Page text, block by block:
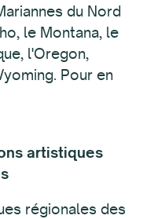
du Nord
le Montana, le
l'Oregon,
Pour en
artistiques
régionales des